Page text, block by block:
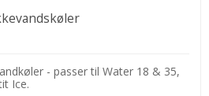
- passer til Water 18 & 35,
Ice.